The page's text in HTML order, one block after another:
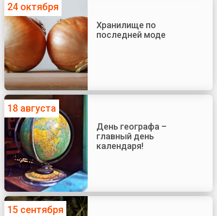
24 октября
Хранилище по
последней моде
18 августа
День географа –
главный день
календаря!
15 сентября